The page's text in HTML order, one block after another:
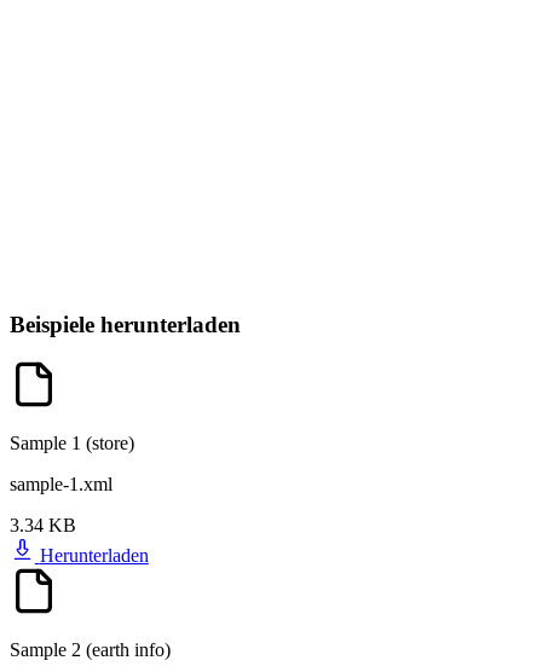
Beispiele herunterladen
Sample 1 (store)
sample-1.xml
3.34 KB
Herunterladen
Sample 2 (earth info)